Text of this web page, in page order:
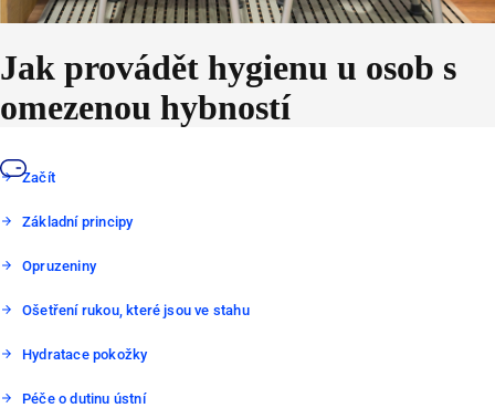
Jak provádět hygienu u osob s
omezenou hybností
Začít
Základní principy
Opruzeniny
Ošetření rukou, které jsou ve stahu
Hydratace pokožky
Péče o dutinu ústní